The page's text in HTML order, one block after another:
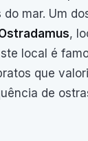
mar. Um
,
local é
que
de